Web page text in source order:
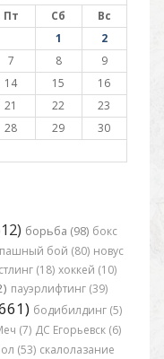
Пт Сб
Вс
1
2
7 8
9
14 15
16
21 22
23
28 29
30
борьба (98) бокс
бой (80) новус
(18) хоккей (10)
пауэрлифтинг (39)
бодибилдинг (5)
(7) ДС Егорьевск (6)
(53) скалолазание